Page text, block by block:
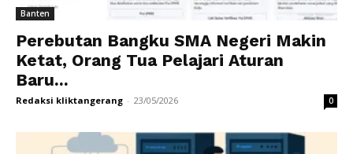
Banten
Perebutan Bangku SMA Negeri Makin
Ketat, Orang Tua Pelajari Aturan
Baru...
Redaksi kliktangerang - 23/05/2026 0